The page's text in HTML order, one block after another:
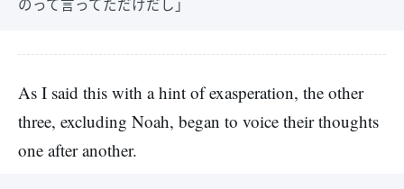
As I said this with a hint of exasperation, the other
three, excluding Noah, began to voice their thoughts
one after another.